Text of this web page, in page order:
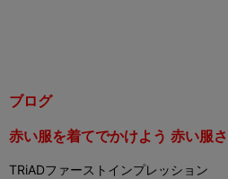
ブログ
赤い服を着てでかけよう 赤い服
TRiADファーストインプレッション